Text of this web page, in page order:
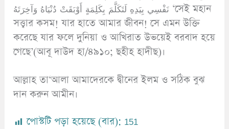
نَفْسِي بِيَدِهِ لَتَكَلَّمَ بِكَلِمَةٍ أَوْبَقَتْ دُنْيَاهُ وَآخِرَتَهُ ‘সেই মহান
সত্ত্বার কসম! যার হাতে আমার জীবন! সে এমন উক্তি
করেছে যার ফলে দুনিয়া ও আখিরাত উভয়েই বরবাদ হয়ে
গেছে’(আবূ দাউদ হা/৪৯১০; ছহীহ হাদীছ)।
আল্লাহ তা‘আলা আমাদেরকে দ্বীনের ইলম ও সঠিক বুঝ
দান করুন আমীন।
পোস্টটি পড়া হয়েছে (বার): 151